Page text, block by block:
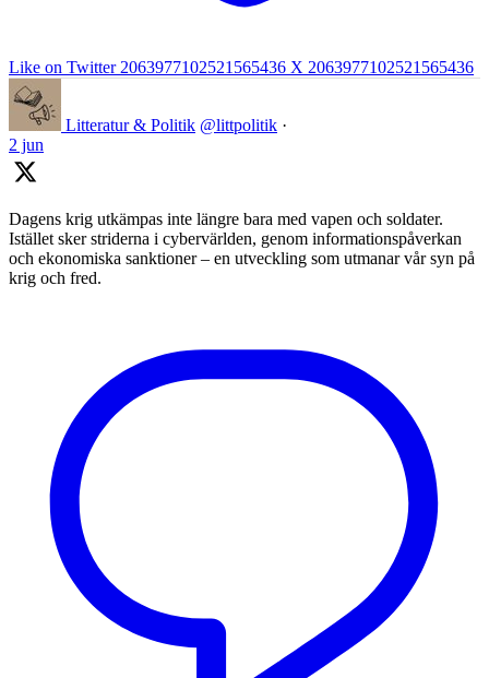
Like on Twitter 2063977102521565436 X 2063977102521565436
Litteratur & Politik @littpolitik ·
2 jun
Dagens krig utkämpas inte längre bara med vapen och soldater.
Istället sker striderna i cybervärlden, genom informationspåverkan
och ekonomiska sanktioner – en utveckling som utmanar vår syn på
krig och fred.